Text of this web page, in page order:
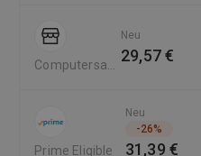
Computersalg
Neu
29,57 €
Prime Eligible
Neu
-26%
31,39 €